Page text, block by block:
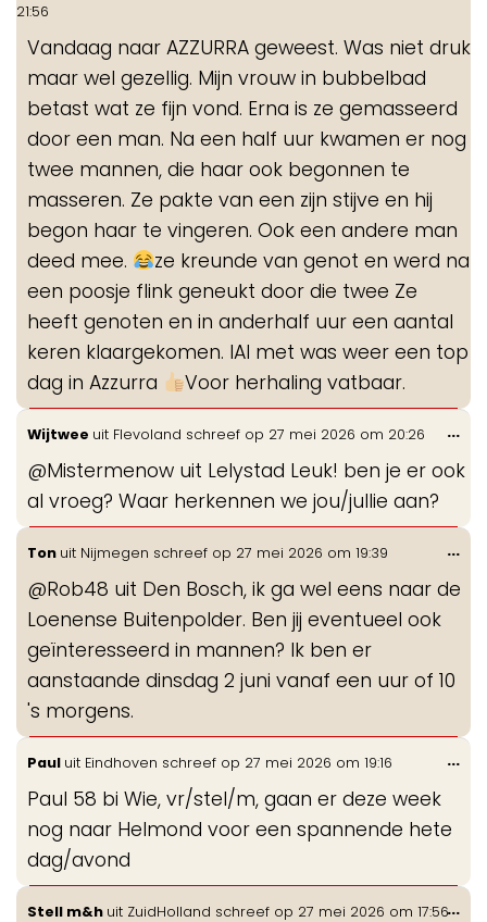
21:56
Vandaag naar AZZURRA geweest. Was niet druk
maar wel gezellig. Mijn vrouw in bubbelbad
betast wat ze fijn vond. Erna is ze gemasseerd
door een man. Na een half uur kwamen er nog
twee mannen, die haar ook begonnen te
masseren. Ze pakte van een zijn stijve en hij
begon haar te vingeren. Ook een andere man
deed mee.
ze kreunde van genot en werd na
een poosje flink geneukt door die twee Ze
heeft genoten en in anderhalf uur een aantal
keren klaargekomen. IAl met was weer een top
dag in Azzurra
Voor herhaling vatbaar.
Wijtwee uit Flevoland schreef op 27 mei 2026 om 20:26
@Mistermenow uit Lelystad Leuk! ben je er ook
al vroeg? Waar herkennen we jou/jullie aan?
...
Ton uit Nijmegen schreef op 27 mei 2026 om 19:39
@Rob48 uit Den Bosch, ik ga wel eens naar de
Loenense Buitenpolder. Ben jij eventueel ook
geïnteresseerd in mannen? Ik ben er
aanstaande dinsdag 2 juni vanaf een uur of 10
's morgens.
...
Paul uit Eindhoven schreef op 27 mei 2026 om 19:16
Paul 58 bi Wie, vr/stel/m, gaan er deze week
nog naar Helmond voor een spannende hete
dag/avond
...
Stell m&h uit ZuidHolland schreef op 27 mei 2026 om 17:56...